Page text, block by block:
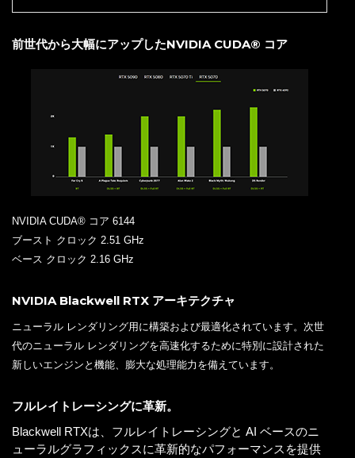
前世代から大幅にアップしたNVIDIA CUDA® コア
NVIDIA CUDA® コア 6144
ブースト クロック 2.51 GHz
ベース クロック 2.16 GHz
NVIDIA Blackwell RTX アーキテクチャ
ニューラル レンダリング用に構築および最適化されています。次世
代のニューラル レンダリングを高速化するために特別に設計された
新しいエンジンと機能、膨大な処理能力を備えています。
フルレイトレーシングに革新。
Blackwell RTXは、フルレイトレーシングと AI ベースのニ
ューラルグラフィックスに革新的なパフォーマンスを提供